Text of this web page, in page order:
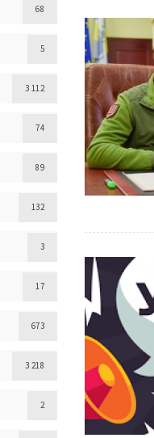
68
5
3 112
74
89
132
3
17
673
3 218
2